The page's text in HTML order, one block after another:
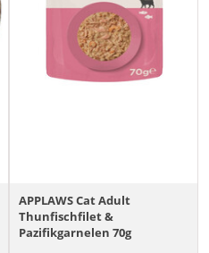
APPLAWS Cat Adult
Thunfischfilet &
Pazifikgarnelen 70g